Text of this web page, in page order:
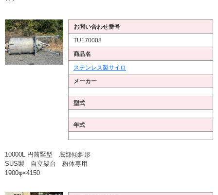
お問い合わせ番号
TU170008
商品名
ステンレス製サイロ
メーカー
型式
年式
10000L 円筒竪型 底部傾斜形
SUS製 自立架台 粉体専用
1900φ×4150